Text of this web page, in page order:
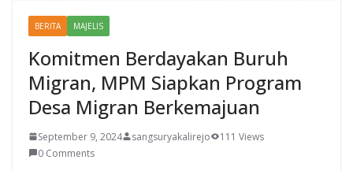
BERITA MAJELIS
Komitmen Berdayakan Buruh
Migran, MPM Siapkan Program
Desa Migran Berkemajuan
September 9, 2024 sangsuryakalirejo
111 Views
0 Comments